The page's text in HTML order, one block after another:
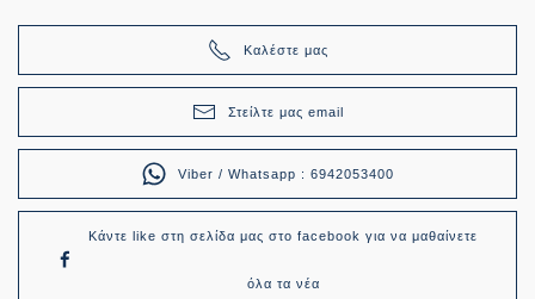
Καλέστε μας
Στείλτε μας email
Viber / Whatsapp : 6942053400
Κάντε like στη σελίδα μας στο facebook για να μαθαίνετε
όλα τα νέα